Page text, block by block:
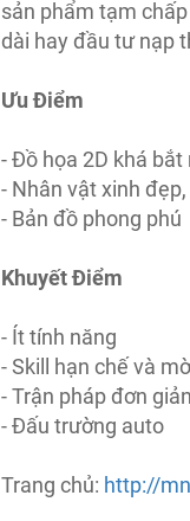
sản phẩm tạm
dài hay đầu tư nạp
Ưu Điểm
- Đồ họa 2D khá bắt
- Nhân vật xinh
- Bản đồ phong phú
Khuyết Điểm
- Ít tính năng
- Skill hạn chế và
- Trận pháp đơn giản
- Đấu trường auto
Trang chủ: http://